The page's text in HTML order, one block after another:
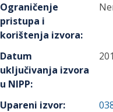
Ograničenje
pristupa i
korištenja izvora:
Datum
uključivanja izvora
u NIPP:
Upareni izvor: